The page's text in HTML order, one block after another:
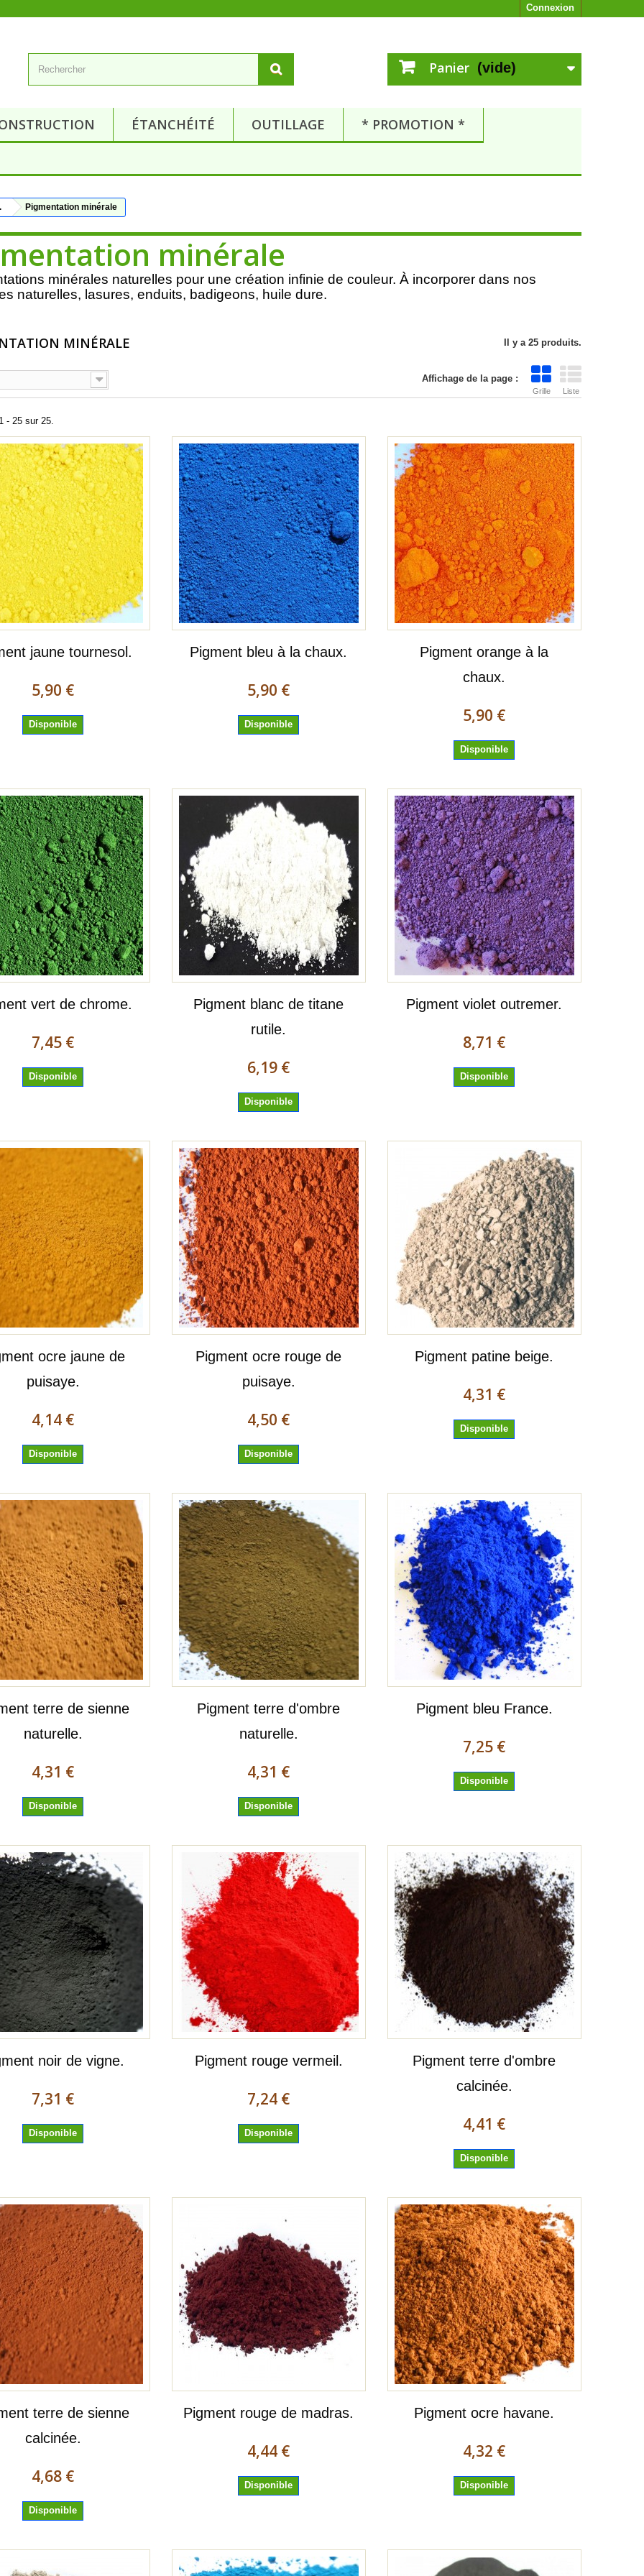
Connexion
Panier (vide)
ÉTANCHÉITÉ OUTILLAGE * PROMOTION *
Pigmentation minérale
bien passé de la
la réception
RAS c'est quand même mieux quand
on vient chercher la commande sur
place..
François D
16/07/2026
Le colis était lourd et le point de
livraison l'a refusé. J'ai donc du aller
récupérer le colis à presque 50 km
de...
Edith V
13/07/2026
Très bons produits, rien
NATHALIE M
09/07/2026
minérale
minérales naturelles pour une création infinie de couleur. À incorporer dans nos
naturelles, lasures, enduits, badigeons, huile dure.
MINÉRALE Il y a 25 produits.
Affichage de la page :
Grille Liste
- 25 sur 25.
jaune tournesol.
5,90 €
Disponible
Pigment bleu à la chaux.
5,90 €
Disponible
Pigment orange à la
chaux.
5,90 €
Disponible
vert de chrome.
7,45 €
Disponible
Pigment blanc de titane
rutile.
6,19 €
Disponible
Pigment violet outremer.
8,71 €
Disponible
ocre jaune de
puisaye.
4,14 €
Disponible
Pigment ocre rouge de
puisaye.
4,50 €
Disponible
Pigment patine beige.
4,31 €
Disponible
terre de sienne
naturelle.
4,31 €
Disponible
Pigment terre d'ombre
naturelle.
4,31 €
Disponible
Pigment bleu France.
7,25 €
Disponible
noir de vigne.
7,31 €
Disponible
Pigment rouge vermeil.
7,24 €
Disponible
Pigment terre d'ombre
calcinée.
4,41 €
Disponible
terre de sienne
calcinée.
4,68 €
Disponible
Pigment rouge de madras.
4,44 €
Disponible
Pigment ocre havane.
4,32 €
Disponible